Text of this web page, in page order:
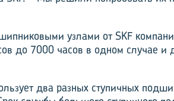
узлами от SKF
до 7000 часов в одном случае и
два разных ступичных